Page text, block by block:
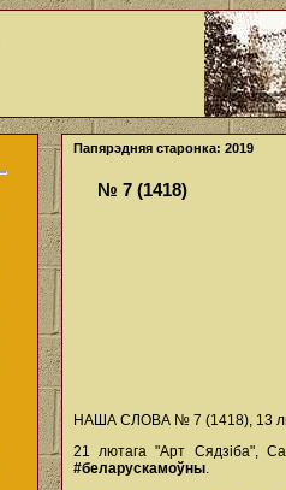
Папярэдняя старонка: 2019
№ 7 (1418)
НАША СЛОВА № 7 (1418), 13
21 лютага "Арт Сядзіба",
#беларускамоўны.